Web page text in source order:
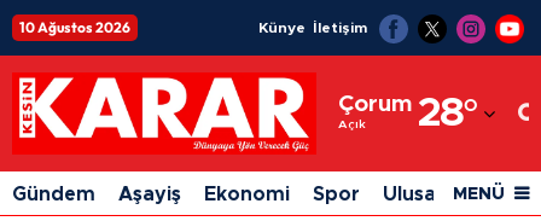
10 Ağustos 2026 Künye İletişim
Çorum
Açık 28°
Adıyaman
Afyonkarahisar
Gündem Aşayiş Ekonomi Spor Ulusal Siyaset
MENÜ